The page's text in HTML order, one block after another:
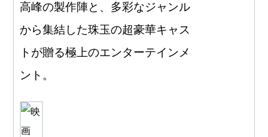
高峰の製作陣と、多彩なジャンル
から集結した珠玉の超豪華キャス
トが贈る極上のエンターテインメ
ント。